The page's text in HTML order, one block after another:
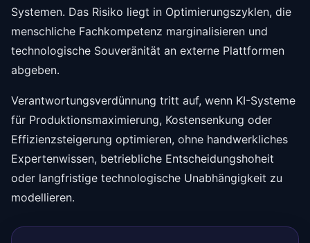
Systemen. Das Risiko liegt in Optimierungszyklen, die
menschliche Fachkompetenz marginalisieren und
technologische Souveränität an externe Plattformen
abgeben.
Verantwortungsverdünnung tritt auf, wenn KI-Systeme
für Produktionsmaximierung, Kostensenkung oder
Effizienzsteigerung optimieren, ohne handwerkliches
Expertenwissen, betriebliche Entscheidungshoheit
oder langfristige technologische Unabhängigkeit zu
modellieren.